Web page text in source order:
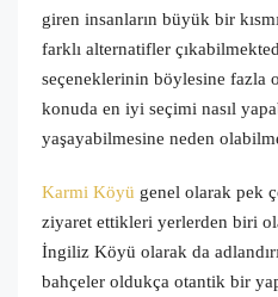
giren insanların büyük bir
farklı alternatifler
seçeneklerinin böylesine fazla
konuda en iyi seçimi nasıl
yaşayabilmesine neden
Karmi Köyü genel olarak pek
ziyaret ettikleri yerlerden biri
İngiliz Köyü olarak da
bahçeler oldukça otantik bir